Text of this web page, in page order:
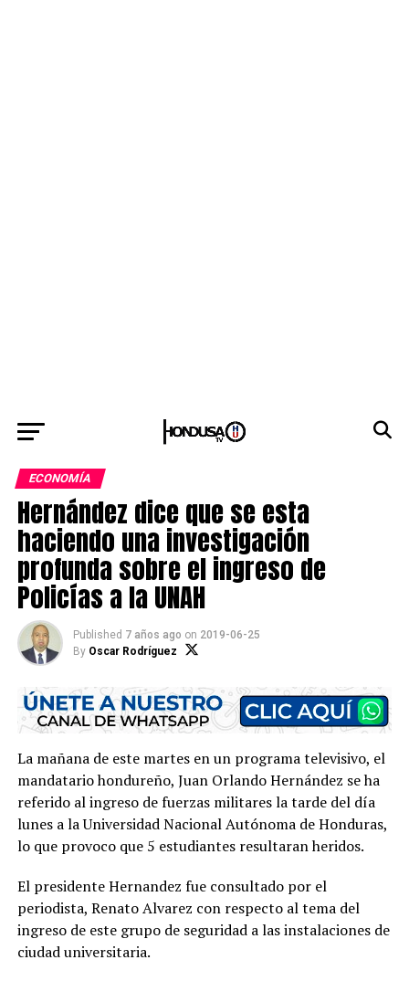
ECONOMÍA
Hernández dice que se esta
haciendo una investigación
profunda sobre el ingreso de
Policías a la UNAH
Published 7 años ago on 2019-06-25
By Oscar Rodríguez
La mañana de este martes en un programa televisivo, el
mandatario hondureño, Juan Orlando Hernández se ha
referido al ingreso de fuerzas militares la tarde del día
lunes a la Universidad Nacional Autónoma de Honduras,
lo que provoco que 5 estudiantes resultaran heridos.
El presidente Hernandez fue consultado por el
periodista, Renato Alvarez con respecto al tema del
ingreso de este grupo de seguridad a las instalaciones de
ciudad universitaria.